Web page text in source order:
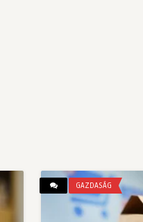
GAZDASÁG